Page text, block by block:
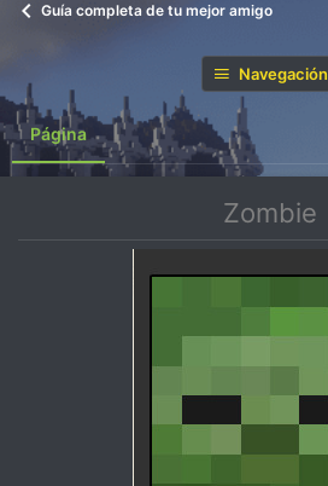
Guía completa de tu mejor amigo
Navegación
Página
Zombie